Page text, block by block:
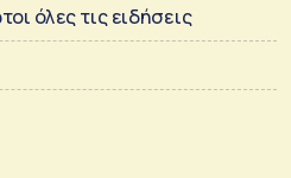
όλες τις ειδήσεις